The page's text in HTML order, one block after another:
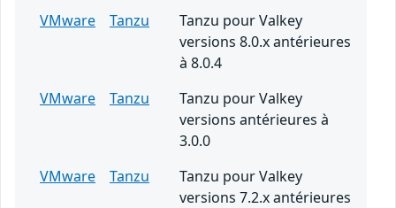
VMware
Tanzu
Tanzu pour Valkey
versions 8.0.x antérieures
à 8.0.4
VMware
Tanzu
Tanzu pour Valkey
versions antérieures à
3.0.0
VMware
Tanzu
Tanzu pour Valkey
versions 7.2.x antérieures